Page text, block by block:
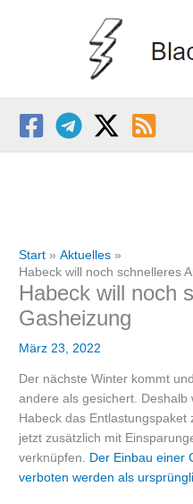
Start
Aktuelles
Habeck will noch schnelleres
Habeck will noch
Gasheizung
März 23, 2022
Der nächste Winter kommt
andere als gesichert.
Habeck das
jetzt zusätzlich mit
verknüpfen.
Der Einbau einer
verboten werden als